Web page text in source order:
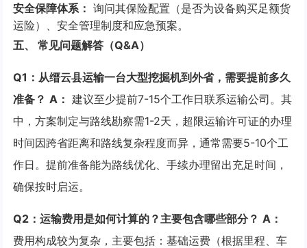
安全保障体系： 询问其保险配置（是否为设备购买足额货
运险）、安全管理制度和应急预案。
五、 常见问题解答（Q&A）
Q1：从缙云县运输一台大型挖掘机到外省，需要提前多久
准备？ A： 建议至少提前7-15个工作日联系运输公司。其
中，方案制定与路线勘察需1-2天，超限运输许可证的办理
时间因跨省距离和路线复杂程度而异，通常需要5-10个工
作日。提前准备能为路线优化、手续办理留出充足时间，
确保按时启运。
Q2：运输费用是如何计算的？主要包含哪些部分？ A：
费用构成较为复杂，主要包括：基础运费（根据里程、车